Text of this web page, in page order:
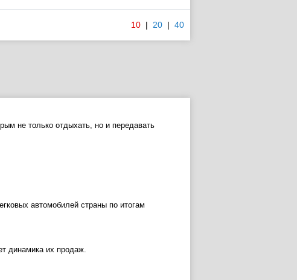
10 | 20 | 40
не только отдыхать, но и передавать
автомобилей страны по итогам
динамика их продаж.